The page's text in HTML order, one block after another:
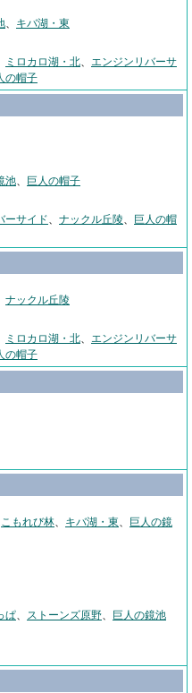
、 キバ湖・東
ミロカロ湖・北、 エンジンリバーサ
の帽子
池、
巨人の帽子
ーサイド、 ナックル丘陵、
巨人の帽
ナックル丘陵
ミロカロ湖・北、 エンジンリバーサ
の帽子
こもれび林、 キバ湖・東、
巨人の鏡
ぱ、 ストーンズ原野、
巨人の鏡池